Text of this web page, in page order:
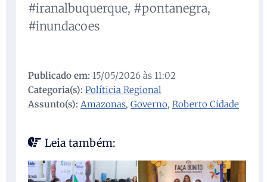
#iranalbuquerque, #pontanegra,
#inundacoes
Publicado em: 15/05/2026 às 11:02
Categoria(s): Políticia Regional
Assunto(s): Amazonas, Governo, Roberto Cidade
Leia também: